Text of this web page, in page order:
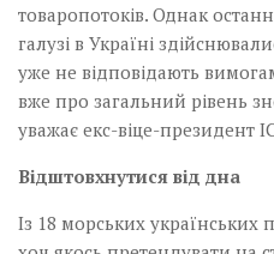
товаропотоків. Однак
галузі в Україні
уже не відповідають
вже про загальний рівень
уважає екс-віце-президент
Відштовхнутися від дна
Із 18 морських українських